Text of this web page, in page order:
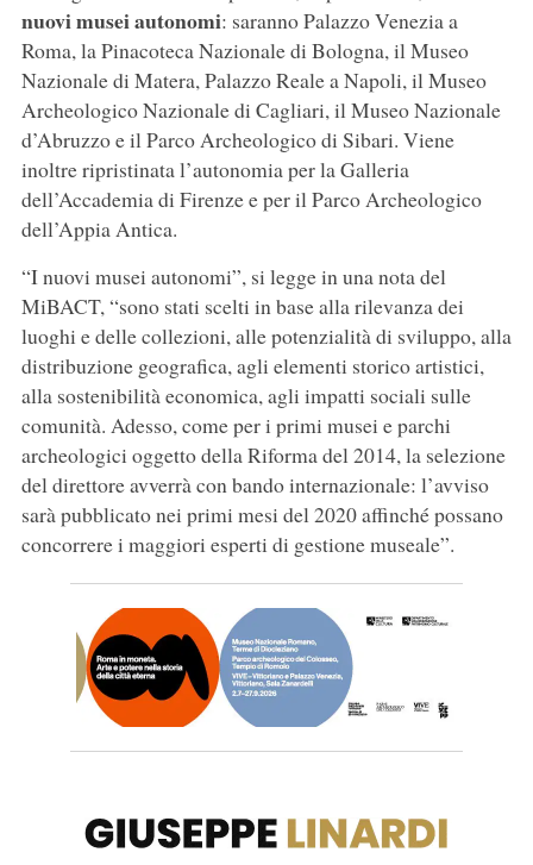
nuovi musei autonomi: saranno Palazzo Venezia a
Roma, la Pinacoteca Nazionale di Bologna, il Museo
Nazionale di Matera, Palazzo Reale a Napoli, il Museo
Archeologico Nazionale di Cagliari, il Museo Nazionale
d’Abruzzo e il Parco Archeologico di Sibari. Viene
inoltre ripristinata l’autonomia per la Galleria
dell’Accademia di Firenze e per il Parco Archeologico
dell’Appia Antica.
“I nuovi musei autonomi”, si legge in una nota del
MiBACT, “sono stati scelti in base alla rilevanza dei
luoghi e delle collezioni, alle potenzialità di sviluppo, alla
distribuzione geografica, agli elementi storico artistici,
alla sostenibilità economica, agli impatti sociali sulle
comunità. Adesso, come per i primi musei e parchi
archeologici oggetto della Riforma del 2014, la selezione
del direttore avverrà con bando internazionale: l’avviso
sarà pubblicato nei primi mesi del 2020 affinché possano
concorrere i maggiori esperti di gestione museale”.